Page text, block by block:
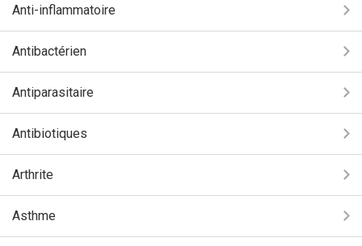
Anti-inflammatoire
Antibactérien
Antiparasitaire
Antibiotiques
Arthrite
Asthme